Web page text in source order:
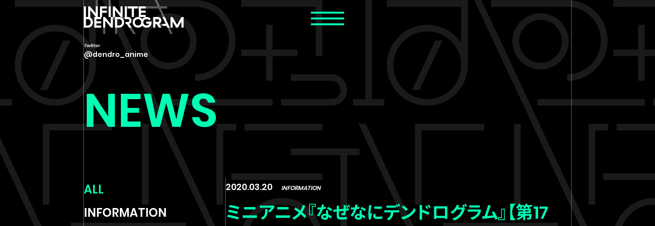
Twitter
@dendro_anime
NEWS
ALL
INFORMATION
2020.03.20 INFORMATION
ミニアニメ『なぜなにデンドログラム』【第17
Twitter
@dendro_anime